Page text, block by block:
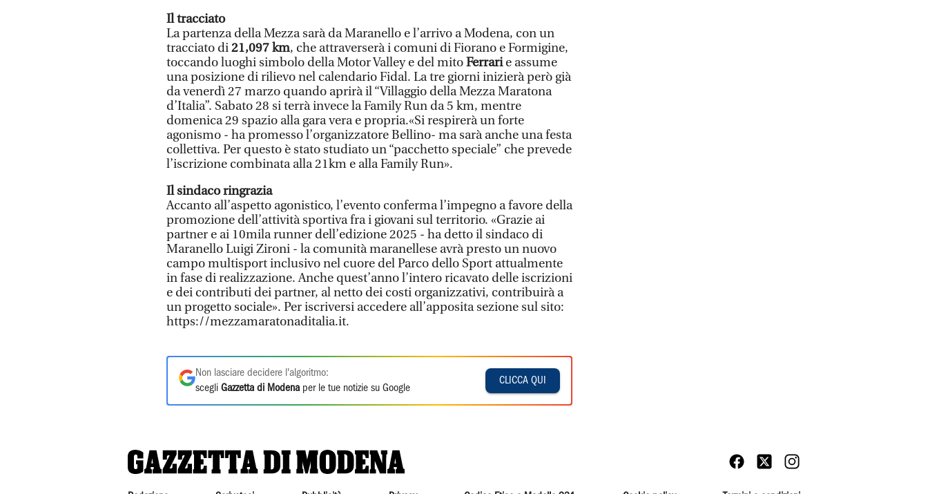
Il tracciato
La partenza della Mezza sarà da Maranello e l’arrivo a Modena, con un
tracciato di21,097 km, che attraverserà i comuni di Fiorano e Formigine,
toccando luoghi simbolo della Motor Valley e del mitoFerrarie assume
una posizione di rilievo nel calendario Fidal. La tre giorni inizierà però già
da venerdì 27 marzo quando aprirà il “Villaggio della Mezza Maratona
d’Italia”. Sabato 28 si terrà invece la Family Run da 5 km, mentre
domenica 29 spazio alla gara vera e propria.«Si respirerà un forte
agonismo - ha promesso l’organizzatore Bellino- ma sarà anche una festa
collettiva. Per questo è stato studiato un “pacchetto speciale” che prevede
l’iscrizione combinata alla 21km e alla Family Run».
Il sindaco ringrazia
Accanto all’aspetto agonistico, l’evento conferma l’impegno a favore della
promozione dell’attività sportiva fra i giovani sul territorio. «Grazie ai
partner e ai 10mila runner dell’edizione 2025 - ha detto il sindaco di
Maranello Luigi Zironi - la comunità maranellese avrà presto un nuovo
campo multisport inclusivo nel cuore del Parco dello Sport attualmente
in fase di realizzazione. Anche quest’anno l’intero ricavato delle iscrizioni
e dei contributi dei partner, al netto dei costi organizzativi, contribuirà a
un progetto sociale». Per iscriversi accedere all’apposita sezione sul sito:
https://mezzamaratonaditalia.it.
Non lasciare decidere l'algoritmo:
scegli Gazzetta di Modena per le tue notizie su Google
CLICCA QUI